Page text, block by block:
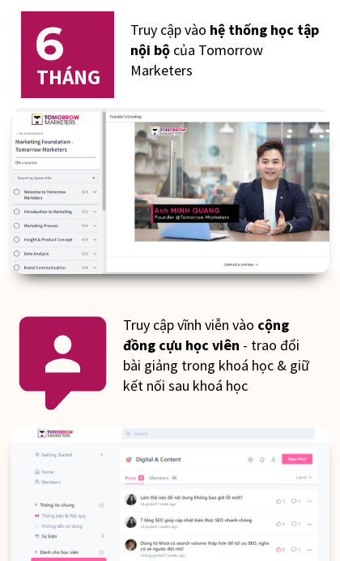
Truy cập vào hệ thống học tập
nội bộ của Tomorrow
Marketers
6
THÁNG
Truy cập vĩnh viễn vào cộng
đồng cựu học viên - trao đổi
bài giảng trong khoá học & giữ
kết nối sau khoá học